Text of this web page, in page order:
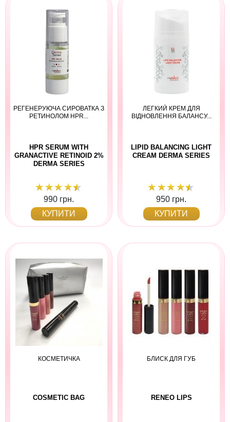
РЕГЕНЕРУЮЧА СИРОВАТКА З
РЕТИНОЛОМ HPR...
HPR SERUM WITH
GRANACTIVE RETINOID 2%
DERMA SERIES
990 грн.
КУПИТИ
ЛЕГКИЙ КРЕМ ДЛЯ
ВІДНОВЛЕННЯ БАЛАНСУ...
LIPID BALANCING LIGHT
CREAM DERMA SERIES
950 грн.
КУПИТИ
КОСМЕТИЧКА
COSMETIC BAG
БЛИСК ДЛЯ ГУБ
RENEO LIPS